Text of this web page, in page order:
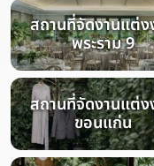
สถานที่จัดงานแต่ง
พระราม 9
สถานที่จัดงานแต่ง
ขอนแก่น